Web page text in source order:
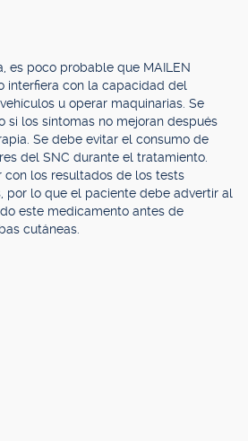
es poco probable que MAILEN
interfiera con la capacidad del
u operar maquinarias. Se
si los síntomas no mejoran después
Se debe evitar el consumo de
del SNC durante el tratamiento.
con los resultados de los tests
por lo que el paciente debe advertir al
este medicamento antes de
cutáneas.